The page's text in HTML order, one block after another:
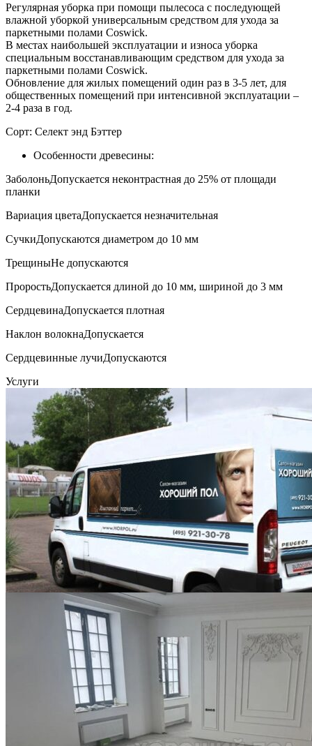
Регулярная уборка при помощи пылесоса с последующей
влажной уборкой универсальным средством для ухода за
паркетными полами Coswick.
В местах наибольшей эксплуатации и износа уборка
специальным восстанавливающим средством для ухода за
паркетными полами Coswick.
Обновление для жилых помещений один раз в 3-5 лет, для
общественных помещений при интенсивной эксплуатации –
2-4 раза в год.
Сорт: Селект энд Бэттер
Особенности древесины:
ЗаболоньДопускается неконтрастная до 25% от площади
планки
Вариация цветаДопускается незначительная
СучкиДопускаются диаметром до 10 мм
ТрещиныНе допускаются
ПроростьДопускается длиной до 10 мм, шириной до 3 мм
СердцевинаДопускается плотная
Наклон волокнаДопускается
Сердцевинные лучиДопускаются
Услуги
Выезд технолога на объект в пределах МКАД
3 500 ₽